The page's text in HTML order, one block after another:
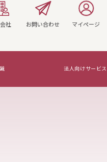
社 お問い合わせ マイページ
法人向けサービス